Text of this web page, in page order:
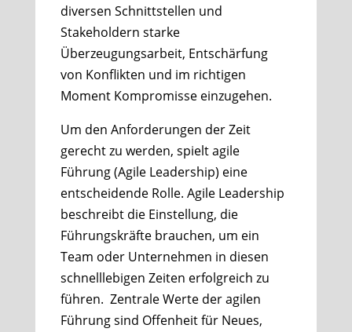
diversen Schnittstellen und
Stakeholdern starke
Überzeugungsarbeit, Entschärfung
von Konflikten und im richtigen
Moment Kompromisse einzugehen.
Um den Anforderungen der Zeit
gerecht zu werden, spielt agile
Führung (Agile Leadership) eine
entscheidende Rolle. Agile Leadership
beschreibt die Einstellung, die
Führungskräfte brauchen, um ein
Team oder Unternehmen in diesen
schnelllebigen Zeiten erfolgreich zu
führen. Zentrale Werte der agilen
Führung sind Offenheit für Neues,